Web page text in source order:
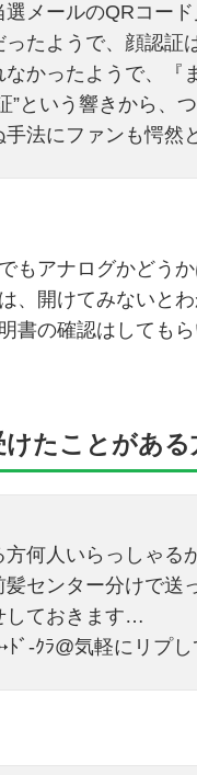
選メールのQRコー
ったようで、顔認証
なかったようで、『
”という響きから、
法にファンも愕然
もアナログかどうか
、開けてみないとわ
書の確認はしてもら
けたことがあ
方何人いらっしゃる
髪センター分けで送
しておきます…
ﾞ-ｸﾗ@気軽にリプし